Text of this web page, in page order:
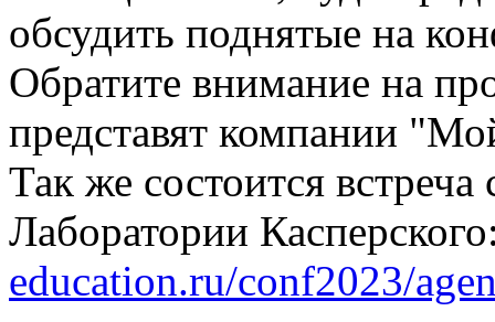
обсудить поднятые на
Обратите внимание на
представят компании
Так же состоится встреча
Лаборатории
education.ru/conf2023/